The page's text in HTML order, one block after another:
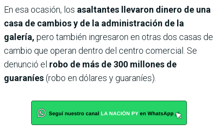
En esa ocasión, los asaltantes llevaron dinero de una
casa de cambios y de la administración de la
galería, pero también ingresaron en otras dos casas de
cambio que operan dentro del centro comercial. Se
denunció el robo de más de 300 millones de
guaraníes(robo en dólares y guaraníes).